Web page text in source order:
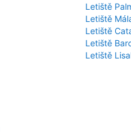
Letiště
Letiště
Letiště
Letiště
Letiště